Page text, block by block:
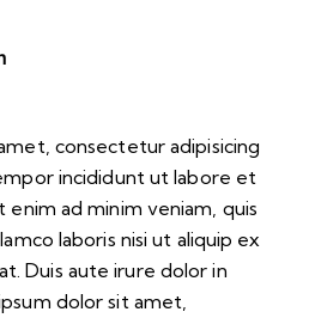
consectetur adipisicing
incididunt ut labore et
enim ad minim veniam, quis
laboris nisi ut aliquip ex
Duis aute irure dolor in
dolor sit amet,